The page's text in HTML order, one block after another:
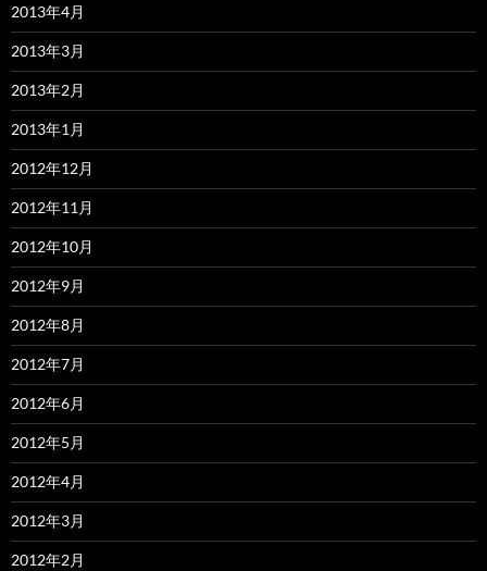
2013年4月
2013年3月
2013年2月
2013年1月
2012年12月
2012年11月
2012年10月
2012年9月
2012年8月
2012年7月
2012年6月
2012年5月
2012年4月
2012年3月
2012年2月